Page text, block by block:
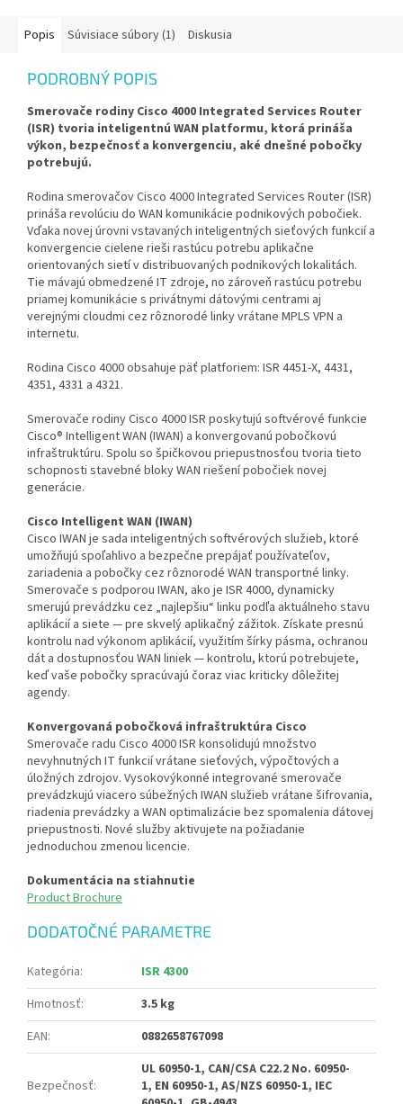
Popis Súvisiace súbory (1) Diskusia
PODROBNÝ POPIS
Smerovače rodiny Cisco 4000 Integrated Services Router
(ISR) tvoria inteligentnú WAN platformu, ktorá prináša
výkon, bezpečnosť a konvergenciu, aké dnešné pobočky
potrebujú.
Rodina smerovačov Cisco 4000 Integrated Services Router (ISR)
prináša revolúciu do WAN komunikácie podnikových pobočiek.
Vďaka novej úrovni vstavaných inteligentných sieťových funkcií a
konvergencie cielene rieši rastúcu potrebu aplikačne
orientovaných sietí v distribuovaných podnikových lokalitách.
Tie mávajú obmedzené IT zdroje, no zároveň rastúcu potrebu
priamej komunikácie s privátnymi dátovými centrami aj
verejnými cloudmi cez rôznorodé linky vrátane MPLS VPN a
internetu.
Rodina Cisco 4000 obsahuje päť platforiem: ISR 4451-X, 4431,
4351, 4331 a 4321.
Smerovače rodiny Cisco 4000 ISR poskytujú softvérové funkcie
Cisco® Intelligent WAN (IWAN) a konvergovanú pobočkovú
infraštruktúru. Spolu so špičkovou priepustnosťou tvoria tieto
schopnosti stavebné bloky WAN riešení pobočiek novej
generácie.
Cisco Intelligent WAN (IWAN)
Cisco IWAN je sada inteligentných softvérových služieb, ktoré
umožňujú spoľahlivo a bezpečne prepájať používateľov,
zariadenia a pobočky cez rôznorodé WAN transportné linky.
Smerovače s podporou IWAN, ako je ISR 4000, dynamicky
smerujú prevádzku cez „najlepšiu“ linku podľa aktuálneho stavu
aplikácií a siete — pre skvelý aplikačný zážitok. Získate presnú
kontrolu nad výkonom aplikácií, využitím šírky pásma, ochranou
dát a dostupnosťou WAN liniek — kontrolu, ktorú potrebujete,
keď vaše pobočky spracúvajú čoraz viac kriticky dôležitej
agendy.
Konvergovaná pobočková infraštruktúra Cisco
Smerovače radu Cisco 4000 ISR konsolidujú množstvo
nevyhnutných IT funkcií vrátane sieťových, výpočtových a
úložných zdrojov. Vysokovýkonné integrované smerovače
prevádzkujú viacero súbežných IWAN služieb vrátane šifrovania,
riadenia prevádzky a WAN optimalizácie bez spomalenia dátovej
priepustnosti. Nové služby aktivujete na požiadanie
jednoduchou zmenou licencie.
Dokumentácia na stiahnutie
Product Brochure
DODATOČNÉ PARAMETRE
Kategória:
ISR 4300
Hmotnosť:
3.5 kg
EAN: 0882658767098
Bezpečnosť:
UL 60950-1, CAN/CSA C22.2 No. 60950-
1, EN 60950-1, AS/NZS 60950-1, IEC